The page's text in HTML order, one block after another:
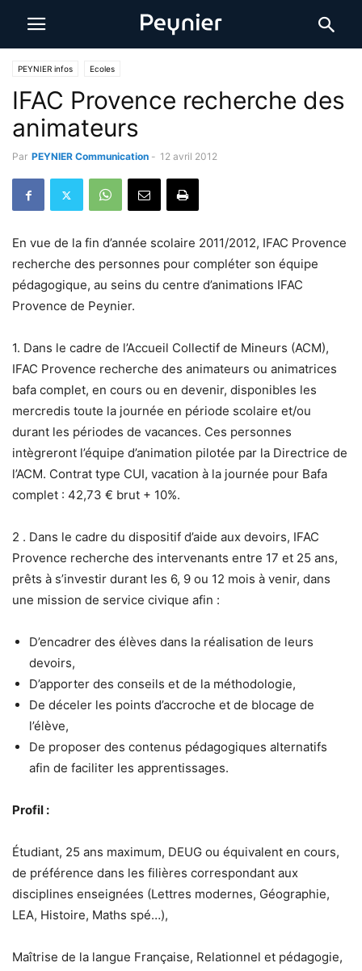
PEYNIER infos Ecoles
IFAC Provence recherche des
animateurs
Par PEYNIER Communication - 12 avril 2012
En vue de la fin d’année scolaire 2011/2012, IFAC Provence
recherche des personnes pour compléter son équipe
pédagogique, au seins du centre d’animations IFAC
Provence de Peynier.
1. Dans le cadre de l’Accueil Collectif de Mineurs (ACM),
IFAC Provence recherche des animateurs ou animatrices
bafa complet, en cours ou en devenir, disponibles les
mercredis toute la journée en période scolaire et/ou
durant les périodes de vacances. Ces personnes
intègreront l’équipe d’animation pilotée par la Directrice de
l’ACM. Contrat type CUI, vacation à la journée pour Bafa
complet : 42,73 € brut + 10%.
2 . Dans le cadre du dispositif d’aide aux devoirs, IFAC
Provence recherche des intervenants entre 17 et 25 ans,
prêts à s’investir durant les 6, 9 ou 12 mois à venir, dans
une mission de service civique afin :
D’encadrer des élèves dans la réalisation de leurs
devoirs,
D’apporter des conseils et de la méthodologie,
De déceler les points d’accroche et de blocage de
l’élève,
De proposer des contenus pédagogiques alternatifs
afin de faciliter les apprentissages.
Profil :
Étudiant, 25 ans maximum, DEUG ou équivalent en cours,
de préférence dans les filières correspondant aux
disciplines enseignées (Lettres modernes, Géographie,
LEA, Histoire, Maths spé…),
Maîtrise de la langue Française, Relationnel et pédagogie,